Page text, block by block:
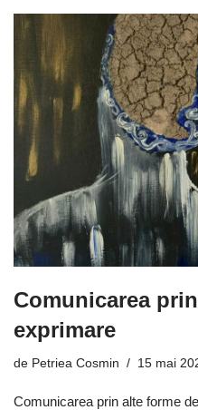
Comunicarea
exprimare
de Petriea Cosmin 15 mai
Comunicarea prin alte forme